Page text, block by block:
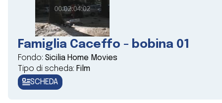
Famiglia Caceffo - bobina 01
Fondo: Sicilia Home Movies
Tipo di scheda: Film
SCHEDA